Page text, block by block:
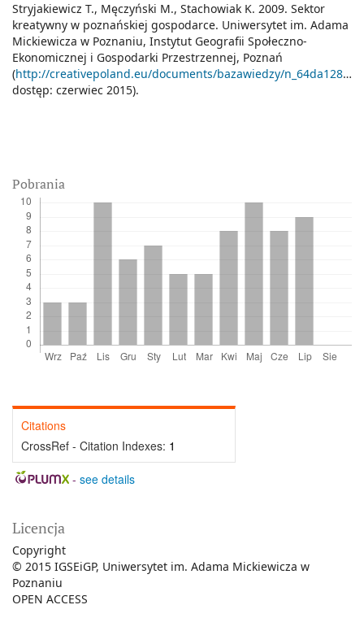
Pobrania
Citations
CrossRef - Citation Indexes: 1
- see details
Stryjakiewicz T., Męczyński M., Stachowiak K. 2009. Sektor
kreatywny w poznańskiej gospodarce. Uniwersytet im. Adama
Mickiewicza w Poznaniu, Instytut Geografii Społeczno-
Ekonomicznej i Gospodarki Przestrzennej, Poznań
(http://creativepoland.eu/documents/bazawiedzy/n_64da128_sektor_kreatywny_w_poznanskiej_gospodarce.pdf;
dostęp: czerwiec 2015).
Licencja
Copyright
© 2015 IGSEiGP, Uniwersytet im. Adama Mickiewicza w
Poznaniu
OPEN ACCESS